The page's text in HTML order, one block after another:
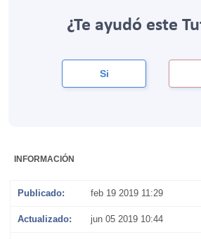
¿Te ayudó este
Si
INFORMACIÓN
Publicado: feb 19 2019 11:29
Actualizado: jun 05 2019 10:44